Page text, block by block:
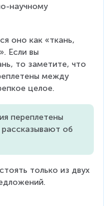
научному
оно как «ткань,
Если вы
то заметите, что
между
целое.
переплетены
рассказывают об
только из двух